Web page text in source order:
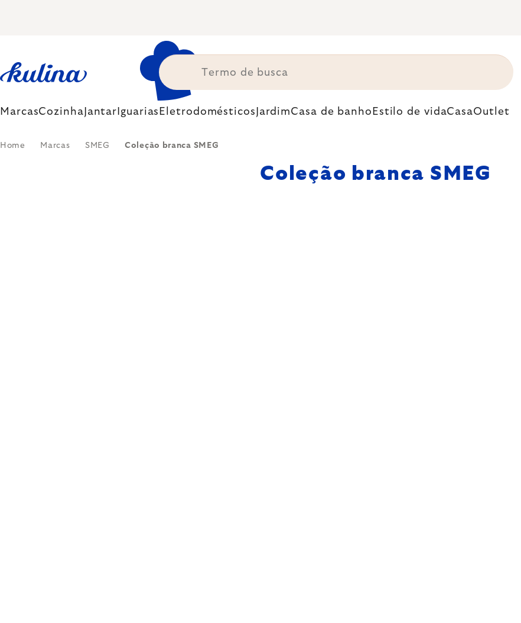
MarcasCozinha Jantar Iguarias Eletrodomésticos JardimCasa de banho Estilo de vidaCasaOutlet
Home Marcas SMEG Coleção branca SMEG
Coleção branca SMEG